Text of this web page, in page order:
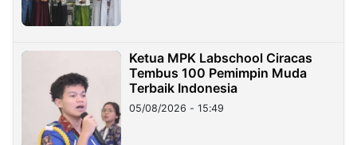
Ketua MPK Labschool Ciracas
Tembus 100 Pemimpin Muda
Terbaik Indonesia
05/08/2026 - 15:49